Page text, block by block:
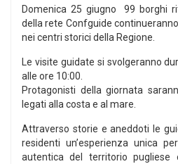
Domenica 25 giugno 99 borghi
della rete Confguide
nei centri storici della Regione.
Le visite guidate si svolgeranno
alle ore 10:00.
Protagonisti della giornata
legati alla costa e al mare.
Attraverso storie e aneddoti le
residenti un’esperienza unica
autentica del territorio